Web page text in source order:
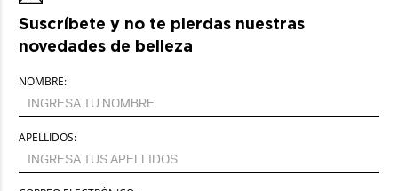
Suscríbete y no te pierdas nuestras
novedades de belleza
NOMBRE:
APELLIDOS: